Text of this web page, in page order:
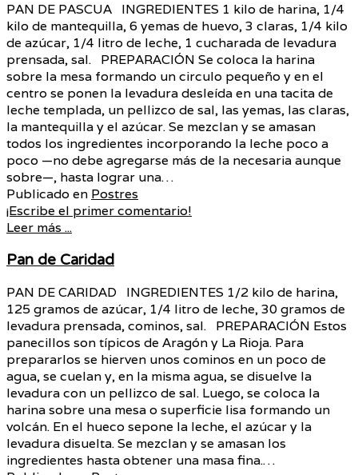
PAN DE PASCUA INGREDIENTES 1 kilo de harina, 1/4
kilo de mantequilla, 6 yemas de huevo, 3 claras, 1/4 kilo
de azúcar, 1/4 litro de leche, 1 cucharada de levadura
prensada, sal. PREPARACIÓN Se coloca la harina
sobre la mesa formando un circulo pequeño y en el
centro se ponen la levadura desleída en una tacita de
leche templada, un pellizco de sal, las yemas, las claras,
la mantequilla y el azúcar. Se mezclan y se amasan
todos los ingredientes incorporando la leche poco a
poco —no debe agregarse más de la necesaria aunque
sobre—, hasta lograr una…
Publicado en Postres
¡Escribe el primer comentario!
Leer más ...
Pan de Caridad
PAN DE CARIDAD INGREDIENTES 1/2 kilo de harina,
125 gramos de azúcar, 1/4 litro de leche, 30 gramos de
levadura prensada, cominos, sal. PREPARACIÓN Estos
panecillos son típicos de Aragón y La Rioja. Para
prepararlos se hierven unos cominos en un poco de
agua, se cuelan y, en la misma agua, se disuelve la
levadura con un pellizco de sal. Luego, se coloca la
harina sobre una mesa o superficie lisa formando un
volcán. En el hueco sepone la leche, el azúcar y la
levadura disuelta. Se mezclan y se amasan los
ingredientes hasta obtener una masa fina.…